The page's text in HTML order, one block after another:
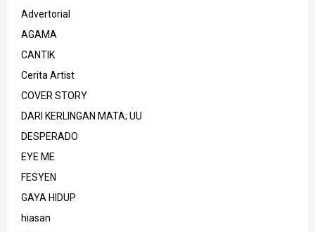
Advertorial
AGAMA
CANTIK
Cerita Artist
COVER STORY
DARI KERLINGAN MATA; UU
DESPERADO
EYE ME
FESYEN
GAYA HIDUP
hiasan